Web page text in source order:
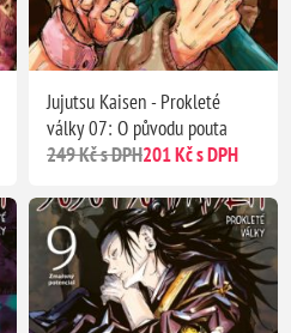
Jujutsu Kaisen - Prokleté
války 07: O původu pouta
249 Kč s DPH201 Kč s DPH